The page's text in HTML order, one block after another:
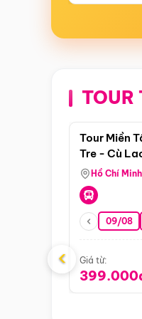
TOUR
Tour Miền
Tre - Cù
Hồ Chí Minh
09/08
Giá từ:
‹